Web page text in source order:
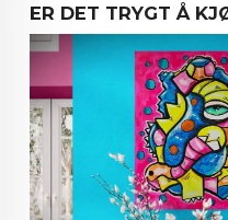
KUNST OG KUNSTNEREN
MALERIER BLOGG
ARTIKLER OM KUNST
INTERIØR OG KUNST
KUNST INVESTERING
ER DET TRYGT Å